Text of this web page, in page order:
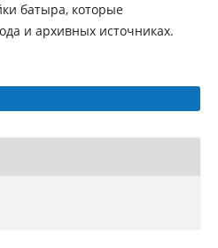
батыра, которые
и архивных источниках.